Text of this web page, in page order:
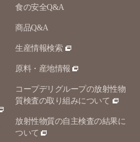
食の安全Q&A
商品Q&A
生産情報検索
原料・産地情報
コープデリグループの放射性物
質検査の取り組みについて
放射性物質の自主検査の結果に
ついて